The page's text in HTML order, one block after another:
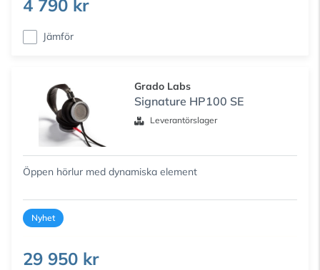
4 790 kr
Jämför
Grado Labs
Signature HP100 SE
Leverantörslager
Öppen hörlur med dynamiska element
Nyhet
29 950 kr